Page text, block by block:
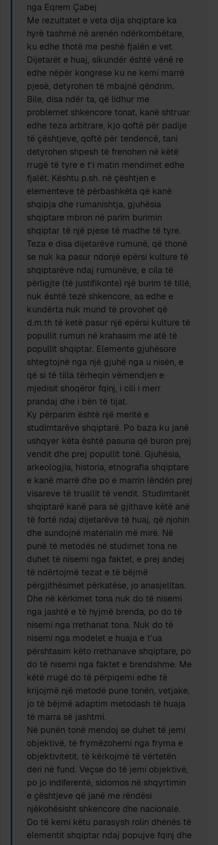
nga Eqrem Çabej
Me rezultatet e veta dija shqiptare ka
hyrë tashmë në arenën ndërkombëtare,
ku edhe thotë me peshë fjalën e vet.
Dijetarët e huaj, sikundër është vënë re
edhe nëpër kongrese ku ne kemi marrë
pjesë, detyrohen të mbajnë qëndrim.
Bile, disa ndër ta, që lidhur me
problemet shkencore tonat, kanë shtruar
edhe teza arbitrare, kjo qoftë për padije
të çështjeve, qoftë për tendencë, tani
detyrohen shpesh të frenohen në këtë
rrugë të tyre e t’i matin mendimet edhe
fjalët. Kështu p.sh. në çështjen e
elementeve të përbashkëta që kanë
shqipja dhe rumanishtja, gjuhësia
shqiptare mbron në parim burimin
shqiptar të një pjese të madhe të tyre.
Teza e disa dijetarëve rumunë, që thonë
se nuk ka pasur ndonjë epërsi kulture të
shqiptarëve ndaj rumunëve, e cila të
përligjte (të justifikonte) një burim të tillë,
nuk është tezë shkencore, as edhe e
kundërta nuk mund të provohet që
d.m.th të ketë pasur një epërsi kulture të
popullit rumun në krahasim me atë të
popullit shqiptar. Elemente gjuhësore
shtegtojnë nga një gjuhë nga u nisën, e
që si të tilla tërheqin vëmendjen e
mjedisit shoqëror fqinj, i cili i merr
prandaj dhe i bën të tijat.
Ky përparim është një meritë e
studimtarëve shqiptarë. Po baza ku janë
ushqyer këta është pasuria që buron prej
vendit dhe prej popullit tonë. Gjuhësia,
arkeologjia, historia, etnografia shqiptare
e kanë marrë dhe po e marrin lëndën prej
visareve të truallit të vendit. Studimtarët
shqiptarë kanë para së gjithave këtë anë
të fortë ndaj dijetarëve të huaj, që njohin
dhe sundojnë materialin më mirë. Në
punë të metodës në studimet tona ne
duhet të nisemi nga faktet, e prej andej
të ndërtojmë tezat e të bëjmë
përgjithësimet përkatëse, jo anasjelltas.
Dhe në kërkimet tona nuk do të nisemi
nga jashtë e të hyjmë brenda, po do të
nisemi nga rrethanat tona. Nuk do të
nisemi nga modelet e huaja e t’ua
përshtasim këto rrethanave shqiptare, po
do të nisemi nga faktet e brendshme. Me
këtë rrugë do të përpiqemi edhe të
krijojmë një metodë pune tonën, vetjake,
jo të bëjmë adaptim metodash të huaja
të marra së jashtmi.
Në punën tonë mendoj se duhet të jemi
objektivë, të frymëzohemi nga fryma e
objektivitetit, të kërkojmë të vërtetën
deri në fund. Veçse do të jemi objektivë,
po jo indiferentë, sidomos në shqyrtimin
e çështjeve që janë me rëndësi
njëkohësisht shkencore dhe nacionale.
Do të kemi këtu parasysh rolin dhënës të
elementit shqiptar ndaj popujve fqinj dhe